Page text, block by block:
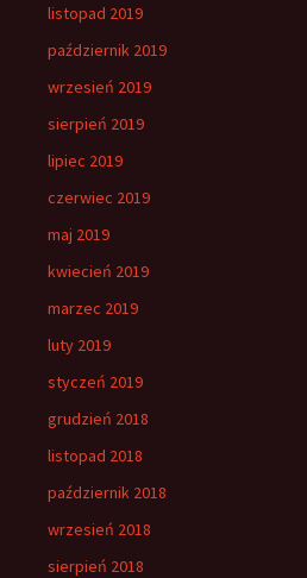
listopad 2019
październik 2019
wrzesień 2019
sierpień 2019
lipiec 2019
czerwiec 2019
maj 2019
kwiecień 2019
marzec 2019
luty 2019
styczeń 2019
grudzień 2018
listopad 2018
październik 2018
wrzesień 2018
sierpień 2018